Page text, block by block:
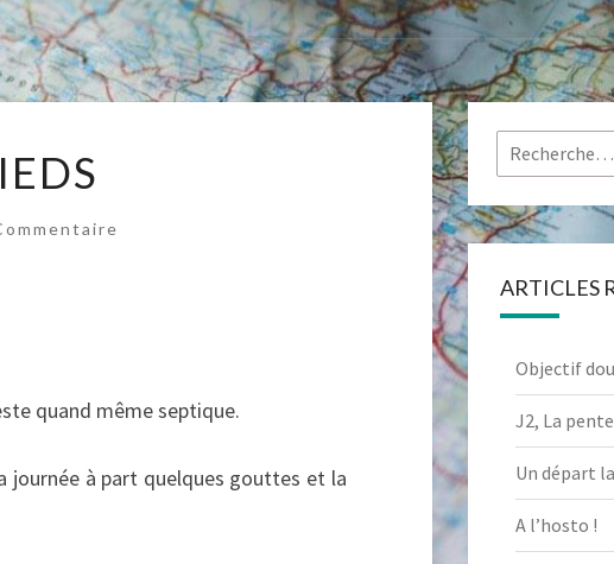
quand même septique.
journée à part quelques gouttes et la
Rechercher :
ARTICLES
Objectif
J2, La
Un départ
A l’hosto !